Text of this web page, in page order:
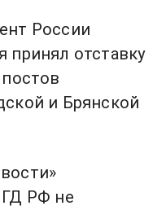
России
принял отставку
и Брянской
ГД РФ не